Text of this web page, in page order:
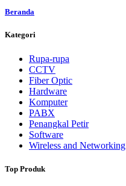
Beranda
Kategori
Rupa-rupa
CCTV
Fiber Optic
Hardware
Komputer
PABX
Penangkal Petir
Software
Wireless and Networking
Top Produk